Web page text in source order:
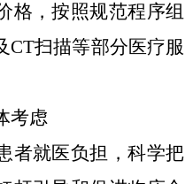
格，按照规范程序组
CT扫描等部分医疗服
考虑
者就医负担，科学把